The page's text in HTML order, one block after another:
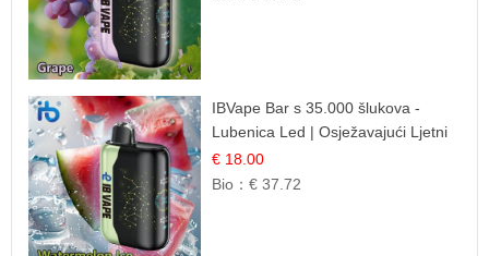
IBVape Bar s 35.000 šlukova -
Lubenica Led | Osježavajući Ljetni
Okus
€ 18.00
Bio：€ 37.72